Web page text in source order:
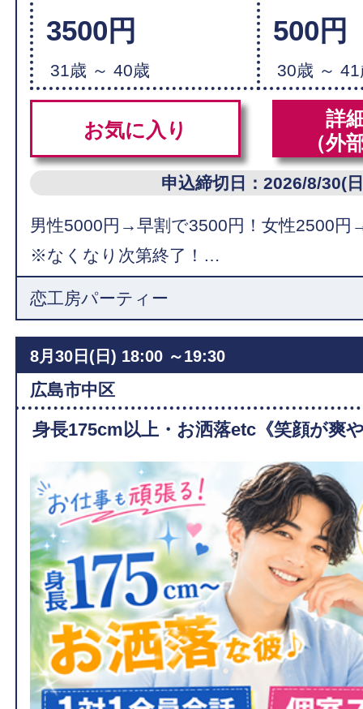
3500円
31歳 ～ 40歳
500円
30歳 ～
お気に入り
詳
（外
申込締切日：2026/8/30(
男性5000円→早割で3500円！女性2500円
※なくなり次第終了！…
恋工房パーティー
8月30日(日) 18:00 ～19:30
広島市中区
身長175cm以上・お洒落etc《笑顔が爽